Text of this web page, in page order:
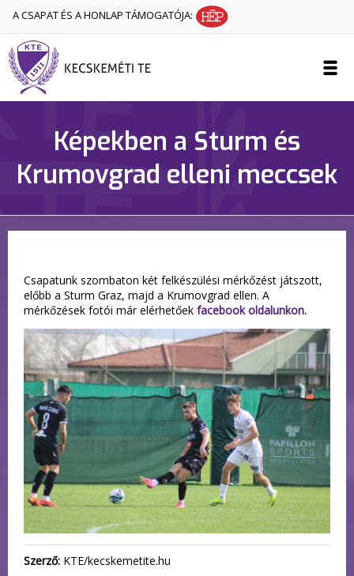
A CSAPAT ÉS A HONLAP TÁMOGATÓJA:
Képekben a Sturm és
Krumovgrad elleni meccsek
Csapatunk szombaton két felkészülési mérkőzést játszott,
előbb a Sturm Graz, majd a Krumovgrad ellen. A
mérkőzések fotói már elérhetőek facebook oldalunkon.
Szerző: KTE/kecskemetite.hu